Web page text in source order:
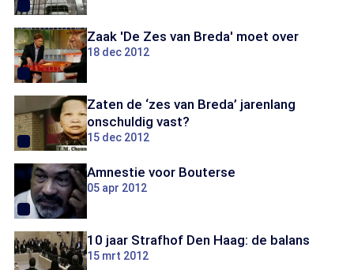
Zaak 'De Zes van Breda' moet over
18 dec 2012
Zaten de ‘zes van Breda’ jarenlang
onschuldig vast?
15 dec 2012
Amnestie voor Bouterse
05 apr 2012
10 jaar Strafhof Den Haag: de balans
15 mrt 2012